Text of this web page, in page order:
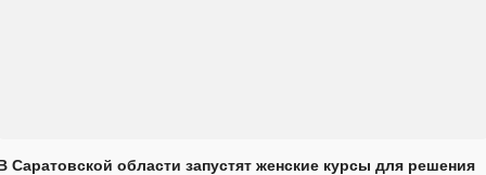
Саратовской области запустят женские курсы для решения